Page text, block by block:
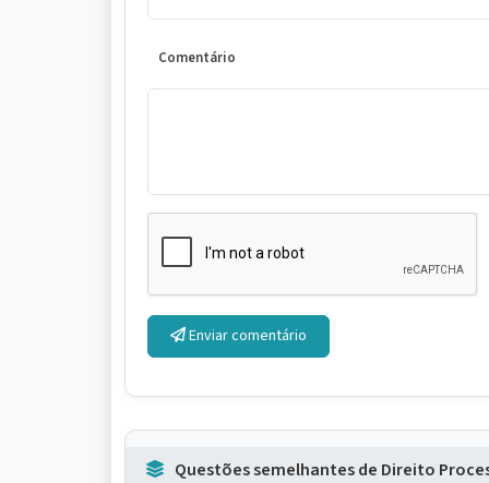
Comentário
Enviar comentário
Questões semelhantes de Direito